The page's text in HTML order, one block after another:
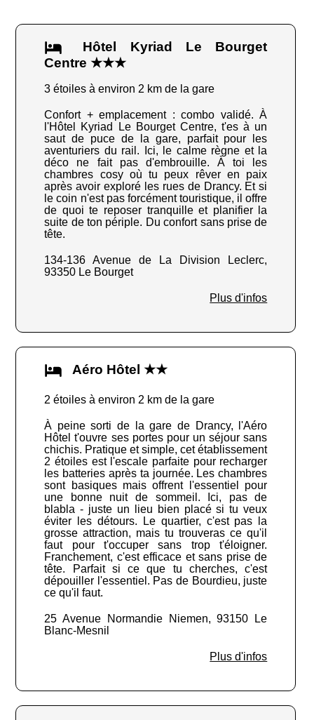
Hôtel Kyriad Le Bourget
Centre ★★★
3 étoiles à environ 2 km de la gare
Confort + emplacement : combo validé. À
l'Hôtel Kyriad Le Bourget Centre, t'es à un
saut de puce de la gare, parfait pour les
aventuriers du rail. Ici, le calme règne et la
déco ne fait pas d'embrouille. À toi les
chambres cosy où tu peux rêver en paix
après avoir exploré les rues de Drancy. Et si
le coin n'est pas forcément touristique, il offre
de quoi te reposer tranquille et planifier la
suite de ton périple. Du confort sans prise de
tête.
134-136 Avenue de La Division Leclerc,
93350 Le Bourget
Plus d'infos
Aéro Hôtel ★★
2 étoiles à environ 2 km de la gare
À peine sorti de la gare de Drancy, l'Aéro
Hôtel t'ouvre ses portes pour un séjour sans
chichis. Pratique et simple, cet établissement
2 étoiles est l'escale parfaite pour recharger
les batteries après ta journée. Les chambres
sont basiques mais offrent l'essentiel pour
une bonne nuit de sommeil. Ici, pas de
blabla - juste un lieu bien placé si tu veux
éviter les détours. Le quartier, c'est pas la
grosse attraction, mais tu trouveras ce qu'il
faut pour t'occuper sans trop t'éloigner.
Franchement, c'est efficace et sans prise de
tête. Parfait si ce que tu cherches, c'est
dépouiller l'essentiel. Pas de Bourdieu, juste
ce qu'il faut.
25 Avenue Normandie Niemen, 93150 Le
Blanc-Mesnil
Plus d'infos